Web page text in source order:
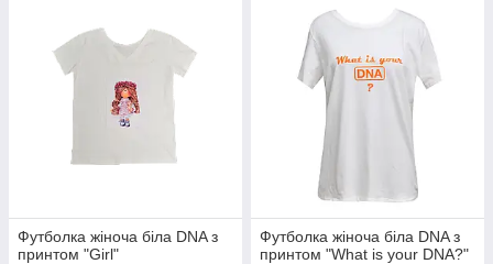
Футболка жіноча біла DNA з
принтом "Girl"
Футболка жіноча біла DNA з
принтом "What is your DNA?"